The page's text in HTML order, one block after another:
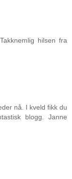
hilsen fra
nå. I kveld fikk du
blogg. Janne